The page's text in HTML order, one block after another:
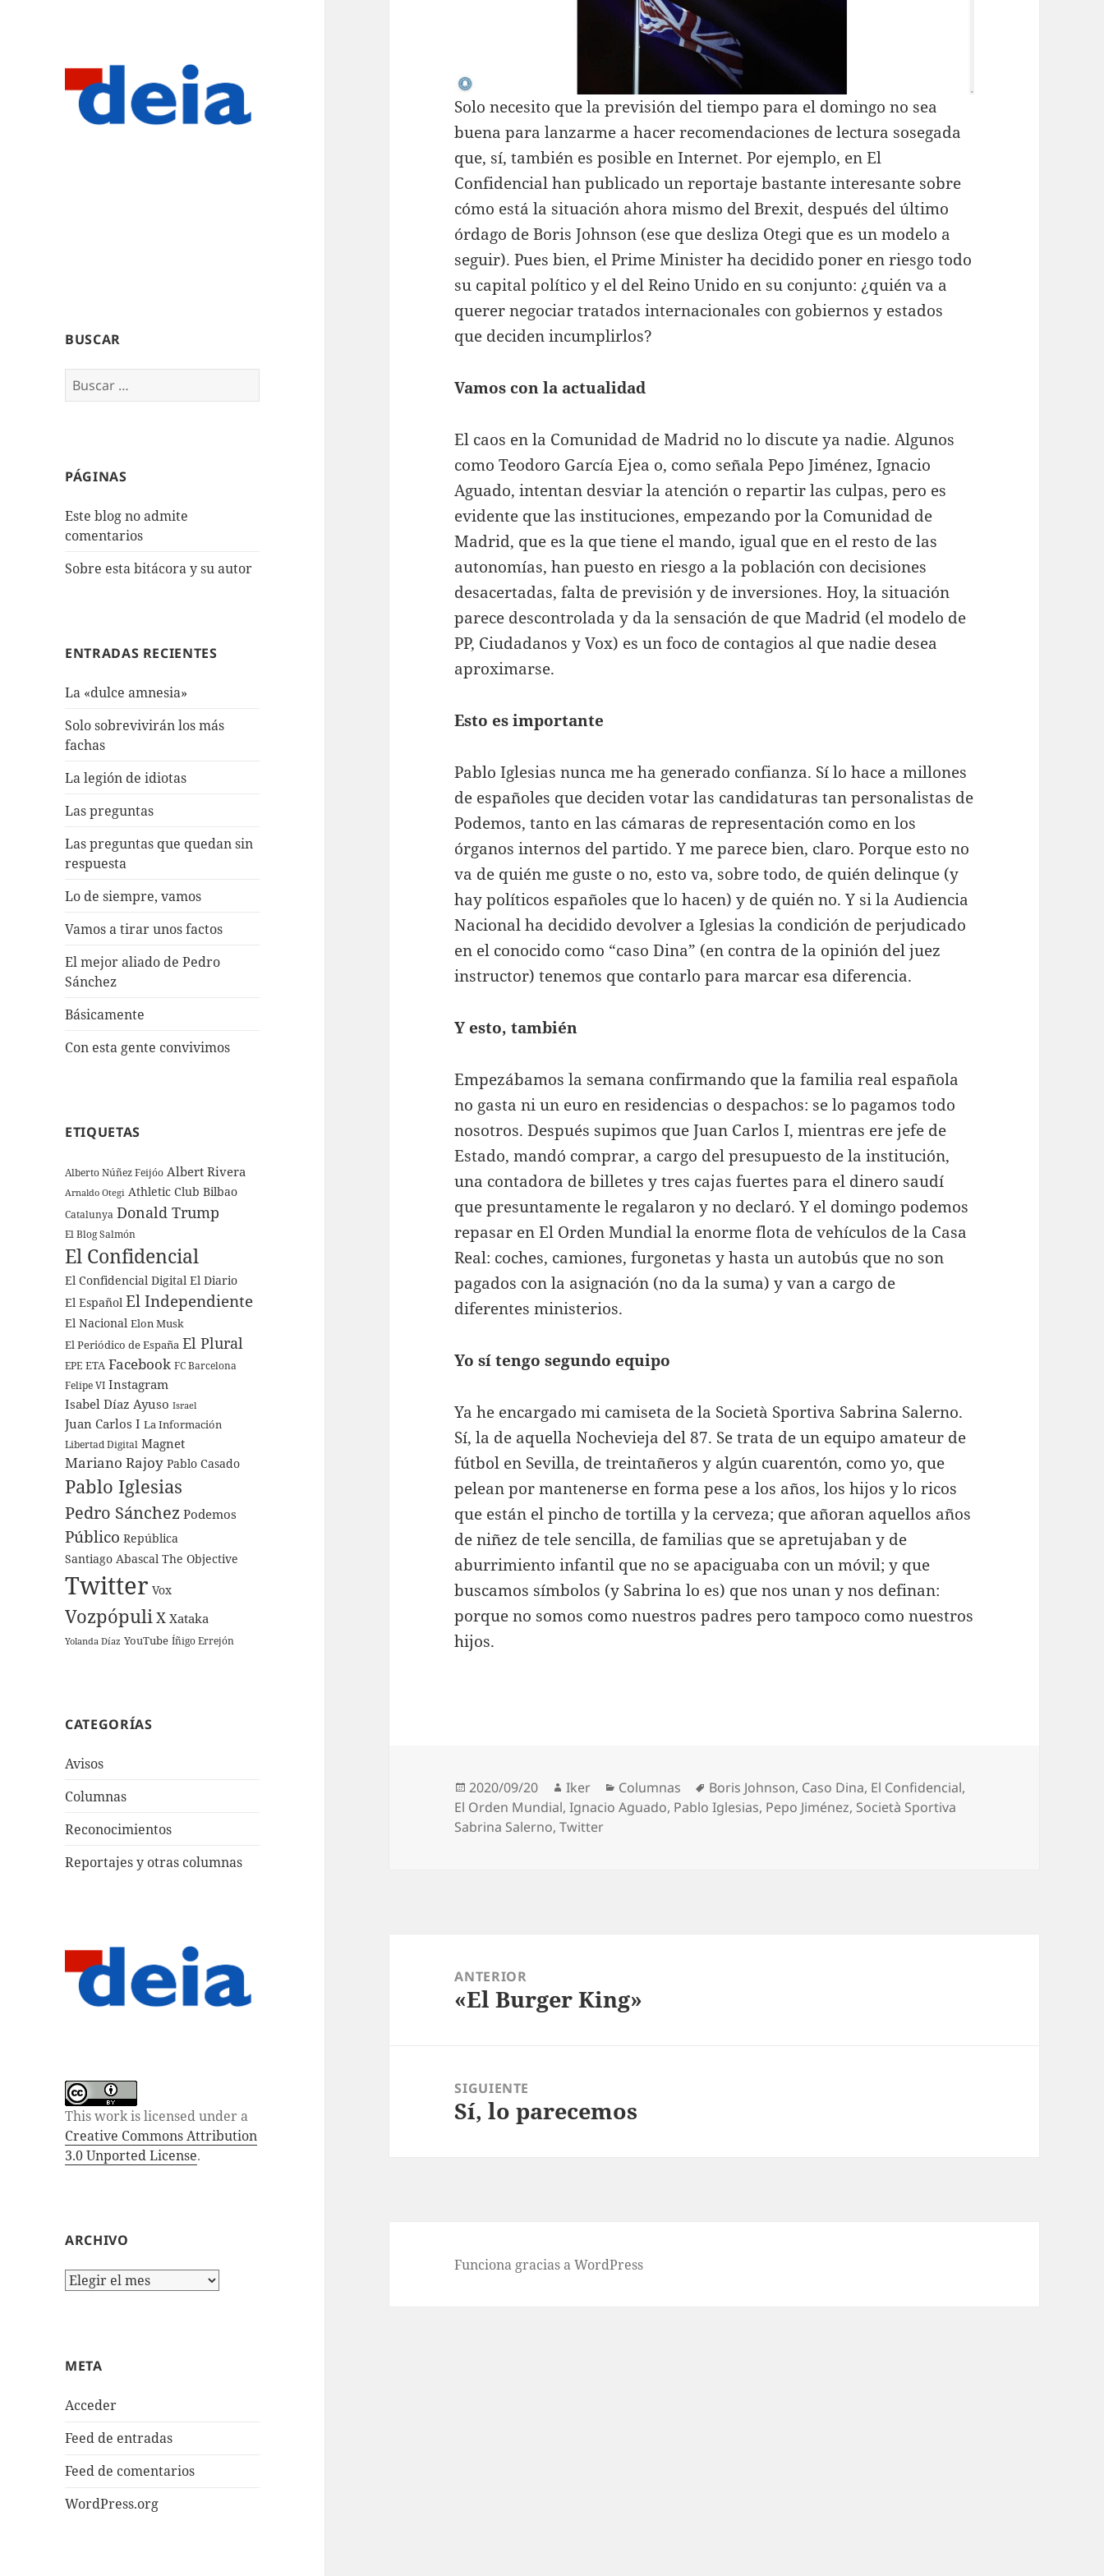
BUSCAR
Buscar:
PÁGINAS
Este blog no admite
comentarios
Sobre esta bitácora y su autor
ENTRADAS RECIENTES
La «dulce amnesia»
Solo sobrevivirán los más
fachas
La legión de idiotas
Las preguntas
Las preguntas que quedan sin
respuesta
Lo de siempre, vamos
Vamos a tirar unos factos
El mejor aliado de Pedro
Sánchez
Básicamente
Con esta gente convivimos
ETIQUETAS
Alberto Núñez Feijóo Albert Rivera
Arnaldo Otegi Athletic Club Bilbao
Catalunya Donald Trump
El Blog Salmón
El Confidencial
El Confidencial Digital El Diario
El Español El Independiente
El Nacional Elon Musk
El Periódico de España El Plural
EPE ETA Facebook FC Barcelona
Felipe VI Instagram
Isabel Díaz Ayuso Israel
Juan Carlos I La Información
Libertad Digital Magnet
Mariano Rajoy Pablo Casado
Pablo Iglesias
Pedro Sánchez Podemos
Público República
Santiago Abascal The Objective
Twitter Vox
Vozpópuli X Xataka
Yolanda Díaz YouTube Íñigo Errejón
CATEGORÍAS
Avisos
Columnas
Reconocimientos
Reportajes y otras columnas
This work is licensed under a
Creative Commons Attribution
3.0 Unported License.
ARCHIVO
Archivo
META
Acceder
Feed de entradas
Feed de comentarios
WordPress.org
Solo necesito que la previsión del tiempo para el domingo no sea
buena para lanzarme a hacer recomendaciones de lectura sosegada
que, sí, también es posible en Internet. Por ejemplo, en El
Confidencial han publicado un reportaje bastante interesante sobre
cómo está la situación ahora mismo del Brexit, después del último
órdago de Boris Johnson (ese que desliza Otegi que es un modelo a
seguir). Pues bien, el Prime Minister ha decidido poner en riesgo todo
su capital político y el del Reino Unido en su conjunto: ¿quién va a
querer negociar tratados internacionales con gobiernos y estados
que deciden incumplirlos?
Vamos con la actualidad
El caos en la Comunidad de Madrid no lo discute ya nadie. Algunos
como Teodoro García Ejea o, como señala Pepo Jiménez, Ignacio
Aguado, intentan desviar la atención o repartir las culpas, pero es
evidente que las instituciones, empezando por la Comunidad de
Madrid, que es la que tiene el mando, igual que en el resto de las
autonomías, han puesto en riesgo a la población con decisiones
desacertadas, falta de previsión y de inversiones. Hoy, la situación
parece descontrolada y da la sensación de que Madrid (el modelo de
PP, Ciudadanos y Vox) es un foco de contagios al que nadie desea
aproximarse.
Esto es importante
Pablo Iglesias nunca me ha generado confianza. Sí lo hace a millones
de españoles que deciden votar las candidaturas tan personalistas de
Podemos, tanto en las cámaras de representación como en los
órganos internos del partido. Y me parece bien, claro. Porque esto no
va de quién me guste o no, esto va, sobre todo, de quién delinque (y
hay políticos españoles que lo hacen) y de quién no. Y si la Audiencia
Nacional ha decidido devolver a Iglesias la condición de perjudicado
en el conocido como “caso Dina” (en contra de la opinión del juez
instructor) tenemos que contarlo para marcar esa diferencia.
Y esto, también
Empezábamos la semana confirmando que la familia real española
no gasta ni un euro en residencias o despachos: se lo pagamos todo
nosotros. Después supimos que Juan Carlos I, mientras ere jefe de
Estado, mandó comprar, a cargo del presupuesto de la institución,
una contadora de billetes y tres cajas fuertes para el dinero saudí
que presuntamente le regalaron y no declaró. Y el domingo podemos
repasar en El Orden Mundial la enorme flota de vehículos de la Casa
Real: coches, camiones, furgonetas y hasta un autobús que no son
pagados con la asignación (no da la suma) y van a cargo de
diferentes ministerios.
Yo sí tengo segundo equipo
Ya he encargado mi camiseta de la Società Sportiva Sabrina Salerno.
Sí, la de aquella Nochevieja del 87. Se trata de un equipo amateur de
fútbol en Sevilla, de treintañeros y algún cuarentón, como yo, que
pelean por mantenerse en forma pese a los años, los hijos y lo ricos
que están el pincho de tortilla y la cerveza; que añoran aquellos años
de niñez de tele sencilla, de familias que se apretujaban y de
aburrimiento infantil que no se apaciguaba con un móvil; y que
buscamos símbolos (y Sabrina lo es) que nos unan y nos definan:
porque no somos como nuestros padres pero tampoco como nuestros
hijos.
Publicado
el
2020/09/20 Autor
Iker Categorías
Columnas Etiquetas
Boris Johnson, Caso Dina, El Confidencial,
El Orden Mundial,Ignacio Aguado, Pablo Iglesias, Pepo Jiménez, Società Sportiva
Sabrina Salerno,Twitter
entradas
ANTERIOR
Entrada
«El Burger King»
SIGUIENTE
Entrada
Sí, lo parecemos
Funciona gracias a WordPress